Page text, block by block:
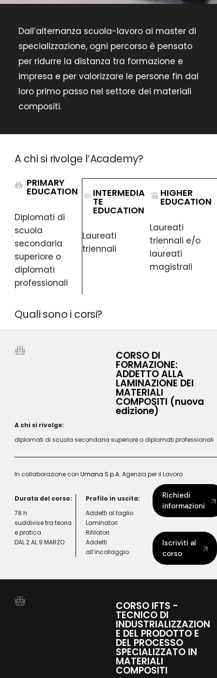
Dall’alternanza scuola-lavoro ai master di
specializzazione, ogni percorso è pensato
per ridurre la distanza tra formazione e
impresa e per valorizzare le persone fin dal
loro primo passo nel settore dei materiali
compositi.
A chi si rivolge l’Academy?
PRIMARY
EDUCATION
Diplomati di
scuola
secondaria
superiore o
diplomati
professionali
INTERMEDIA
TE
EDUCATION
Laureati
triennali
HIGHER
EDUCATION
Laureati
triennali e/o
laureati
magistrali
Quali sono i corsi?
CORSO DI
FORMAZIONE:
ADDETTO ALLA
LAMINAZIONE DEI
MATERIALI
COMPOSITI (nuova
edizione)
A chi si rivolge:
diplomati di scuola secondaria superiore o diplomati professionali
In collaborazione con Umana S.p.A. Agenzia per il Lavoro
Durata del corso:
78 h
suddivise tra teoria
e pratica
DAL 2 AL 9 MARZO
Profilo in uscita:
Addetti al taglio
Laminatori
Rifilatori
Addetti
all’incollaggio
Richiedi
informazioni
Iscriviti al
corso
CORSO IFTS -
TECNICO DI
INDUSTRIALIZZAZION
E DEL PRODOTTO E
DEL PROCESSO
SPECIALIZZATO IN
MATERIALI
COMPOSITI